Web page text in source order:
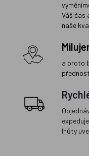
Váš čas
naše
a proto
lhůty